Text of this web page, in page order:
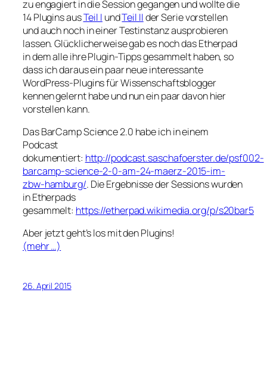
zu engagiert in die Session gegangen und wollte die
14 Plugins ausTeil I undTeil IIder Serie vorstellen
und auch noch in einer Testinstanz ausprobieren
lassen. Glücklicherweise gab es noch das Etherpad
in dem alle ihre Plugin-Tipps gesammelt haben, so
dass ich daraus ein paar neue interessante
WordPress-Plugins für Wissenschaftsblogger
kennen gelernt habe und nun ein paar davon hier
vorstellen kann.
Das BarCamp Science 2.0 habe ich in einem
Podcast
dokumentiert: http://podcast.saschafoerster.de/psf002-
barcamp-science-2-0-am-24-maerz-2015-im-
zbw-hamburg/. Die Ergebnisse der Sessions wurden
in Etherpads
gesammelt: https://etherpad.wikimedia.org/p/s20bar5
Aber jetzt geht’s los mit den Plugins!
(mehr …)
26. April 2015